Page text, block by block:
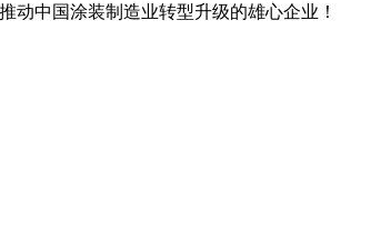
中国涂装制造业转型升级的雄心企业！